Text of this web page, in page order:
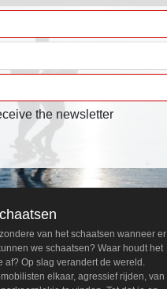
the newsletter
van het schaatsen wanneer er
we schaatsen? Waar houdt het
af? Op slag verandert de wereld.
elkaar, agressief rijden, van